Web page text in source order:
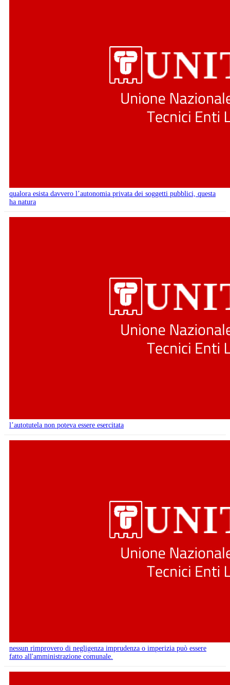
qualora esista davvero l’autonomia privata dei soggetti pubblici, questa
ha natura
l’autotutela non poteva essere esercitata
nessun rimprovero di negligenza imprudenza o imperizia può essere
fatto all'amministrazione comunale.